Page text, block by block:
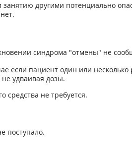
другими потенциально
синдрома "отмены" не
если пациент один или несколько
удваивая дозы.
средства не требуется.
поступало.